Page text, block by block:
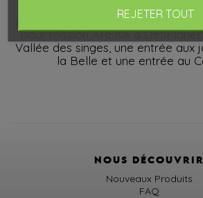
Le pass 4 parcs, ce sont 4
petits et grands. Il vous donne
pour mission AREKA à
Vallée des singes, une entrée aux
la Belle et une entrée au
NOUS DÉCOUVRIR
Nouveaux Produits
FAQ
REJETER TOUT